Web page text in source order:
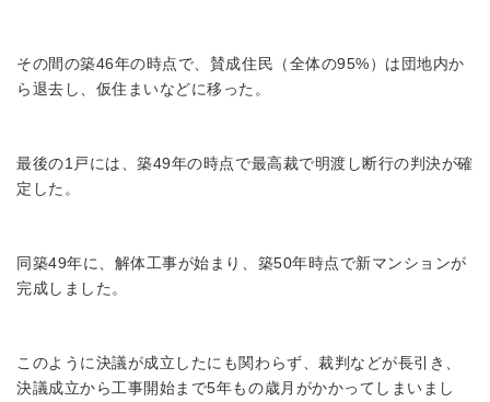
その間の築46年の時点で、賛成住民（全体の95%）は団地内か
ら退去し、仮住まいなどに移った。
最後の1戸には、築49年の時点で最高裁で明渡し断行の判決が確
定した。
同築49年に、解体工事が始まり、築50年時点で新マンションが
完成しました。
このように決議が成立したにも関わらず、裁判などが長引き、
決議成立から工事開始まで5年もの歳月がかかってしまいまし